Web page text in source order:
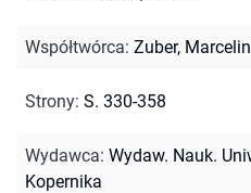
Współtwórca: Zuber,
Strony: S. 330-358
Wydawca: Wydaw. Nauk.
Kopernika